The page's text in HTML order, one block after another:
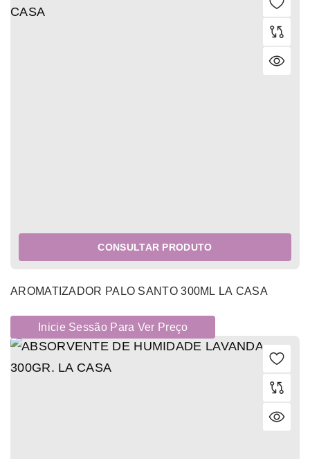
CONSULTAR PRODUTO
AROMATIZADOR PALO SANTO 300ML LA CASA
Inicie Sessão Para Ver Preço